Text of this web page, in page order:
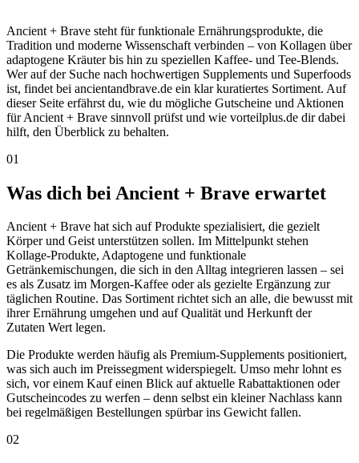
Ancient + Brave steht für funktionale Ernährungsprodukte, die
Tradition und moderne Wissenschaft verbinden – von Kollagen über
adaptogene Kräuter bis hin zu speziellen Kaffee- und Tee-Blends.
Wer auf der Suche nach hochwertigen Supplements und Superfoods
ist, findet bei ancientandbrave.de ein klar kuratiertes Sortiment. Auf
dieser Seite erfährst du, wie du mögliche Gutscheine und Aktionen
für Ancient + Brave sinnvoll prüfst und wie vorteilplus.de dir dabei
hilft, den Überblick zu behalten.
01
Was dich bei Ancient + Brave erwartet
Ancient + Brave hat sich auf Produkte spezialisiert, die gezielt
Körper und Geist unterstützen sollen. Im Mittelpunkt stehen
Kollage-Produkte, Adaptogene und funktionale
Getränkemischungen, die sich in den Alltag integrieren lassen – sei
es als Zusatz im Morgen-Kaffee oder als gezielte Ergänzung zur
täglichen Routine. Das Sortiment richtet sich an alle, die bewusst mit
ihrer Ernährung umgehen und auf Qualität und Herkunft der
Zutaten Wert legen.
Die Produkte werden häufig als Premium-Supplements positioniert,
was sich auch im Preissegment widerspiegelt. Umso mehr lohnt es
sich, vor einem Kauf einen Blick auf aktuelle Rabattaktionen oder
Gutscheincodes zu werfen – denn selbst ein kleiner Nachlass kann
bei regelmäßigen Bestellungen spürbar ins Gewicht fallen.
02